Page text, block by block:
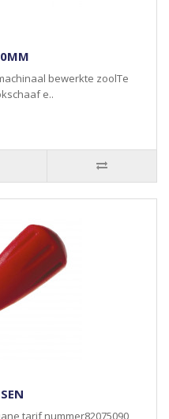
bewerkte zoolTe
e..
tarif nummer82075090